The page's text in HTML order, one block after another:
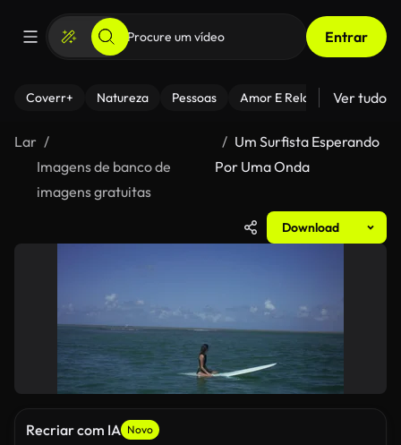
Entrar
Coverr+ Natureza Pessoas Amor E Relacionamentos
Ver tudo
Lar
Imagens de banco de
imagens gratuitas
Um Surfista Esperando
Por Uma Onda
Download
Recriar com IA Novo